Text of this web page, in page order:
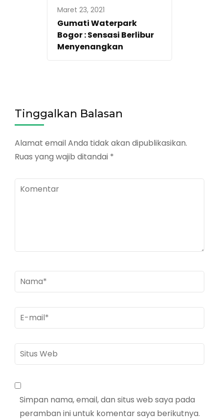
Maret 23, 2021
Gumati Waterpark
Bogor : Sensasi Berlibur
Menyenangkan
Tinggalkan Balasan
Alamat email Anda tidak akan dipublikasikan.
Ruas yang wajib ditandai *
Komentar
Nama*
E-
mail*
Situs
Web
Simpan nama, email, dan situs web saya pada
peramban ini untuk komentar saya berikutnya.